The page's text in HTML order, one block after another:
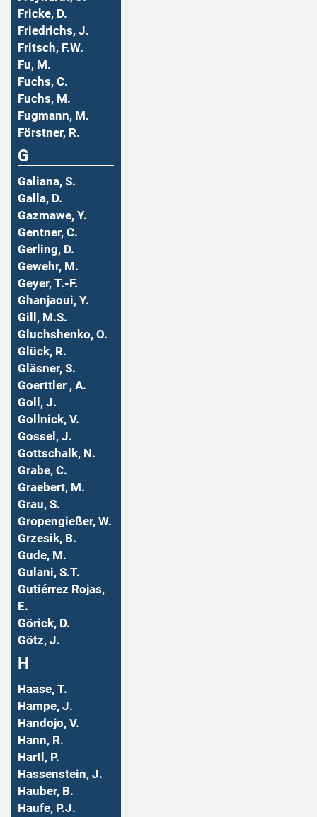
Fricke, D.
Friedrichs, J.
Fritsch, F.W.
Fu, M.
Fuchs, C.
Fuchs, M.
Fugmann, M.
Förstner, R.
G
Galiana, S.
Galla, D.
Gazmawe, Y.
Gentner, C.
Gerling, D.
Gewehr, M.
Geyer, T.-F.
Ghanjaoui, Y.
Gill, M.S.
Gluchshenko, O.
Glück, R.
Gläsner, S.
Goerttler , A.
Goll, J.
Gollnick, V.
Gossel, J.
Gottschalk, N.
Grabe, C.
Graebert, M.
Grau, S.
Gropengießer, W.
Grzesik, B.
Gude, M.
Gulani, S.T.
Gutiérrez Rojas,
E.
Görick, D.
Götz, J.
H
Haase, T.
Hampe, J.
Handojo, V.
Hann, R.
Hartl, P.
Hassenstein, J.
Hauber, B.
Haufe, P.J.